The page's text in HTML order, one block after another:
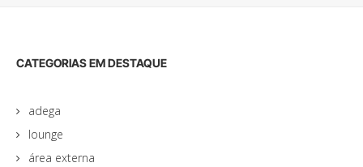
CATEGORIAS EM DESTAQUE
adega
lounge
área externa